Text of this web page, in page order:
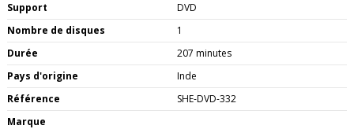
Support
DVD
Nombre de disques
1
Durée
207 minutes
Pays d'origine
Inde
Référence
SHE-DVD-332
Marque